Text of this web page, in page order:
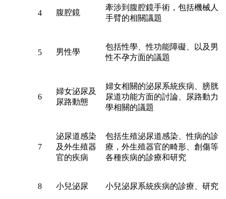
4 腹腔鏡
牽涉到腹腔鏡手術，包括機械人
手臂的相關議題
5 男性學
包括性學、性功能障礙、以及男
性不孕方面的議題
6
婦女泌尿及
尿路動態
婦女相關的泌尿系統疾病、膀胱
尿道功能方面的討論、尿路動力
學相關的議題
7
泌尿道感染
及外生殖器
官的疾病
包括生殖泌尿道感染、性病的診
療，外生殖器官的畸形、創傷等
各種疾病的診療和研究
8 小兒泌尿 小兒泌尿系統疾病的診療、研究